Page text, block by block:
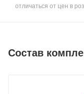
отличаться от цен в
Состав